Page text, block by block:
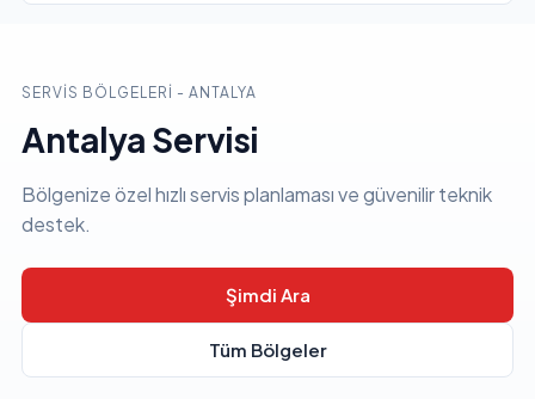
SERVIS BÖLGELERI - ANTALYA
Antalya Servisi
Bölgenize özel hızlı servis planlaması ve güvenilir teknik
destek.
Şimdi Ara
Tüm Bölgeler